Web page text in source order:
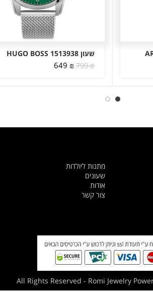
שעון HUGO BOSS 1513938
799₪
המחיר
היה:
649 ₪
המחיר
הוא:
מתנות ליולדות
שעונים
אודות
צור קשר
All Rights Reserved - Romi Jewelry